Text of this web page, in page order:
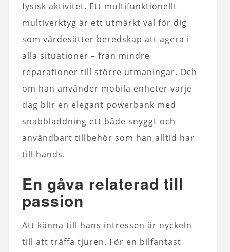
fysisk aktivitet. Ett multifunktionellt
multiverktyg är ett utmärkt val för dig
som värdesätter beredskap att agera i
alla situationer – från mindre
reparationer till större utmaningar. Och
om han använder mobila enheter varje
dag blir en elegant powerbank med
snabbladdning ett både snyggt och
användbart tillbehör som han alltid har
till hands.
En gåva relaterad till
passion
Att känna till hans intressen är nyckeln
till att träffa tjuren. För en bilfantast